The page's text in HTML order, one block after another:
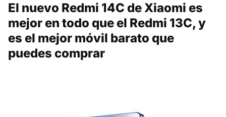
El nuevo Redmi 14C de Xiaomi es
mejor en todo que el Redmi 13C, y
es el mejor móvil barato que
puedes comprar